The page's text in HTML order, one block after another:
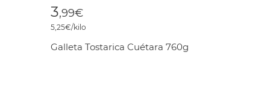
3,99€
5,25€/kilo
Galleta Tostarica Cuétara 760g